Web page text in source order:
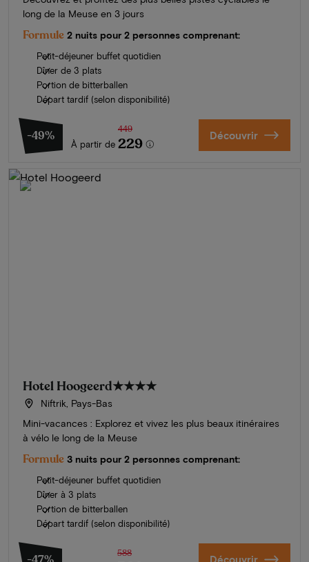
long de la Meuse en 3 jours
Formule 2 nuits pour 2 personnes comprenant:
Petit-déjeuner buffet quotidien
Dîner de 3 plats
Portion de bitterballen
Départ tardif (selon disponibilité)
-49%
À partir de
449
229 Découvrir
Hotel Hoogeerd★★★★
Niftrik, Pays-Bas
Mini-vacances : Explorez et vivez les plus beaux itinéraires
à vélo le long de la Meuse
Formule 3 nuits pour 2 personnes comprenant:
Petit-déjeuner buffet quotidien
Dîner à 3 plats
Portion de bitterballen
Départ tardif (selon disponibilité)
588 Découvrir